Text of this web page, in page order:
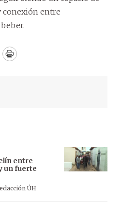
conexión entre
Print
entre
un fuerte
ÚH